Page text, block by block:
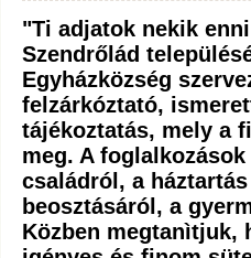
"Ti adjatok nekik
Szendrőlád
Egyházközség
felzárkóztató,
tájékoztatás, mely a
meg. A
családról, a
beosztásáról, a
Közben megtanìtjuk,